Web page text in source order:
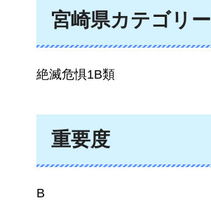
宮崎県カテゴリー
絶滅危惧1B類
重要度
B